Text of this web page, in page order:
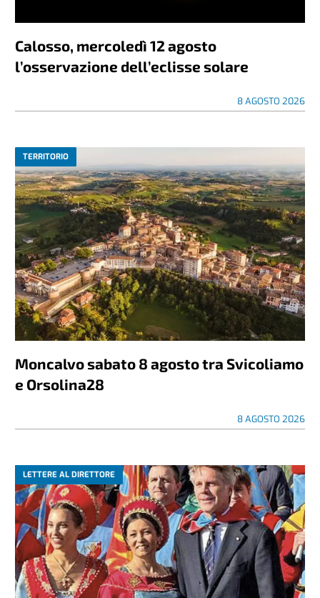
Calosso, mercoledì 12 agosto
l’osservazione dell’eclisse solare
8 AGOSTO 2026
TERRITORIO
Moncalvo sabato 8 agosto tra Svicoliamo
e Orsolina28
8 AGOSTO 2026
LETTERE AL DIRETTORE